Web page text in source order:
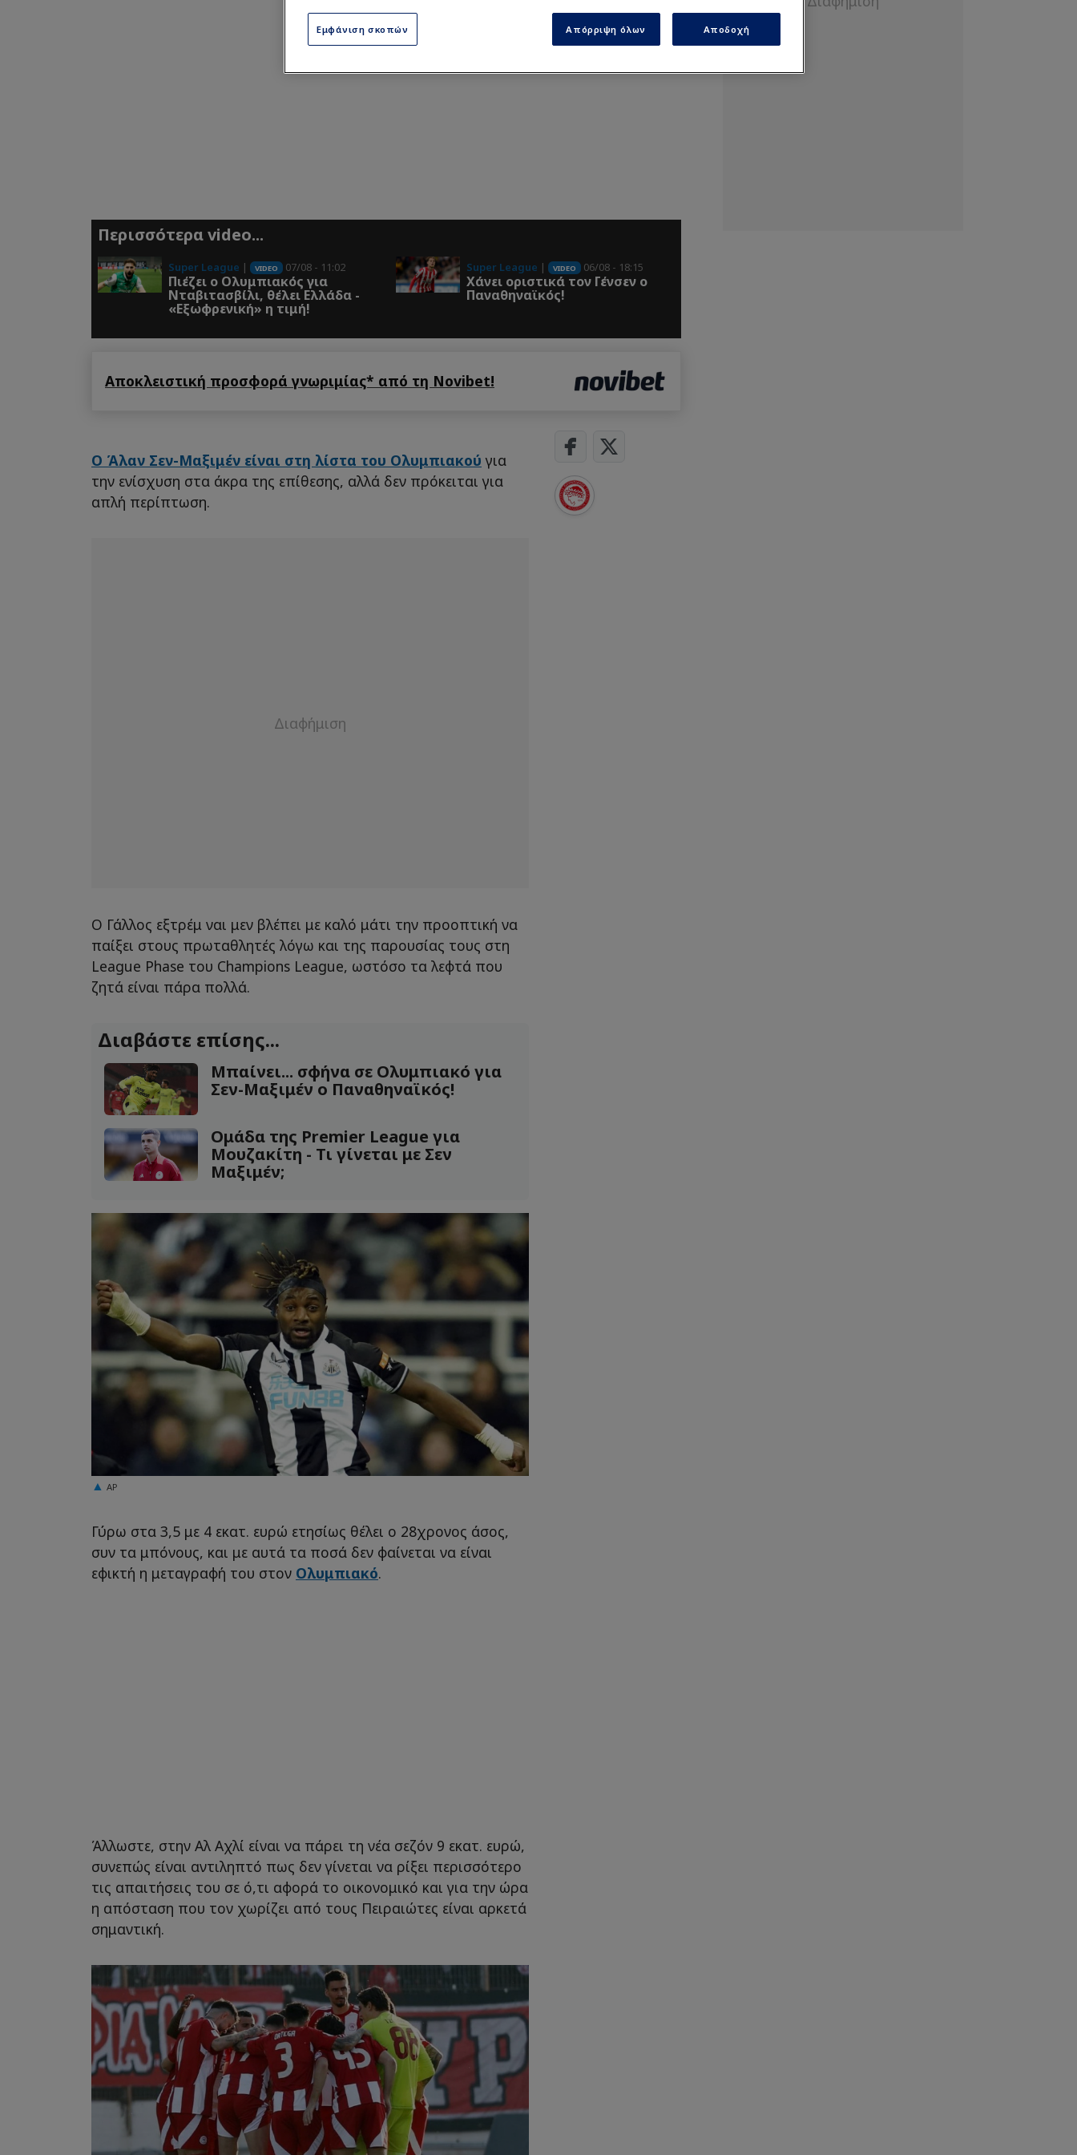
Περισσότερα video...
Super League | VIDEO 07/08 - 11:02
Πιέζει ο Ολυμπιακός για
Νταβιτασβίλι, θέλει Ελλάδα -
«Εξωφρενική» η τιμή!
Super League | VIDEO 06/08 - 18:15
Χάνει οριστικά τον Γένσεν ο
Παναθηναϊκός!
Αποκλειστική προσφορά γνωριμίας* από τη Novibet!
Ο Άλαν Σεν-Μαξιμέν είναι στη λίστα του Ολυμπιακού για
την ενίσχυση στα άκρα της επίθεσης, αλλά δεν πρόκειται για
απλή περίπτωση.
Ο Γάλλος εξτρέμ ναι μεν βλέπει με καλό μάτι την προοπτική να
παίξει στους πρωταθλητές λόγω και της παρουσίας τους στη
League Phase του Champions League, ωστόσο τα λεφτά που
ζητά είναι πάρα πολλά.
Διαβάστε επίσης...
Μπαίνει... σφήνα σε Ολυμπιακό για
Σεν-Μαξιμέν ο Παναθηναϊκός!
Ομάδα της Premier League για
Μουζακίτη - Τι γίνεται με Σεν
Μαξιμέν;
AP
Γύρω στα 3,5 με 4 εκατ. ευρώ ετησίως θέλει ο 28χρονος άσος,
συν τα μπόνους, και με αυτά τα ποσά δεν φαίνεται να είναι
εφικτή η μεταγραφή του στον Ολυμπιακό.
Άλλωστε, στην Αλ Αχλί είναι να πάρει τη νέα σεζόν 9 εκατ. ευρώ,
συνεπώς είναι αντιληπτό πως δεν γίνεται να ρίξει περισσότερο
τις απαιτήσεις του σε ό,τι αφορά το οικονομικό και για την ώρα
η απόσταση που τον χωρίζει από τους Πειραιώτες είναι αρκετά
σημαντική.
Εμφάνιση σκοπών Απόρριψη όλων Αποδοχή